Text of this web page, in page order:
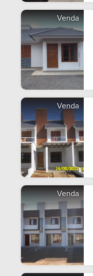
Venda
Venda
Venda